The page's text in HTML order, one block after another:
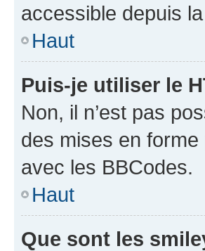
accessible depuis
Haut
Puis-je utiliser le
Non, il n’est pas
des mises en
avec les BBCodes.
Haut
Que sont les